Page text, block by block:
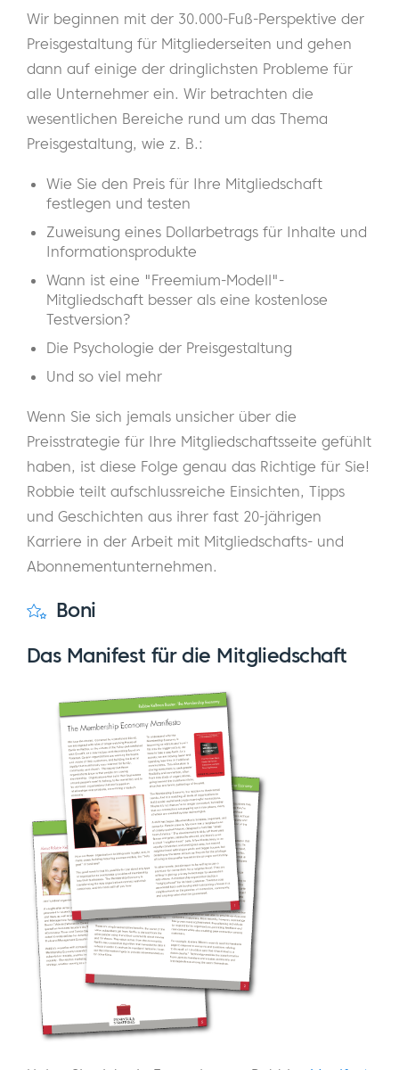
Wir beginnen mit der 30.000-Fuß-Perspektive der
Preisgestaltung für Mitgliederseiten und gehen
dann auf einige der dringlichsten Probleme für
alle Unternehmer ein. Wir betrachten die
wesentlichen Bereiche rund um das Thema
Preisgestaltung, wie z. B.:
Wie Sie den Preis für Ihre Mitgliedschaft
festlegen und testen
Zuweisung eines Dollarbetrags für Inhalte und
Informationsprodukte
Wann ist eine "Freemium-Modell"-
Mitgliedschaft besser als eine kostenlose
Testversion?
Die Psychologie der Preisgestaltung
Und so viel mehr
Wenn Sie sich jemals unsicher über die
Preisstrategie für Ihre Mitgliedschaftsseite gefühlt
haben, ist diese Folge genau das Richtige für Sie!
Robbie teilt aufschlussreiche Einsichten, Tipps
und Geschichten aus ihrer fast 20-jährigen
Karriere in der Arbeit mit Mitgliedschafts- und
Abonnementunternehmen.
Boni
Das Manifest für die Mitgliedschaft